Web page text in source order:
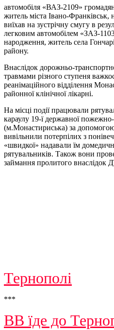
автомобіля «ВАЗ-2109»
житель міста Івано-Франківськ,
виїхав на зустрічну смугу в
легковим автомобілем «ЗАЗ-
народження, житель села
району.
Внаслідок дорожньо-
травмами різного ступеня
реанімаційного відділення
районної клінічної лікарні.
На місці події працювали
караулу 19-ї державної
(м.Монастириська) за
вивільнили потерпілих з
«швидкої» надавали їм
рятувальників. Також вони
займання пролитого внаслідок
Тернополі
***
ВВ їде до